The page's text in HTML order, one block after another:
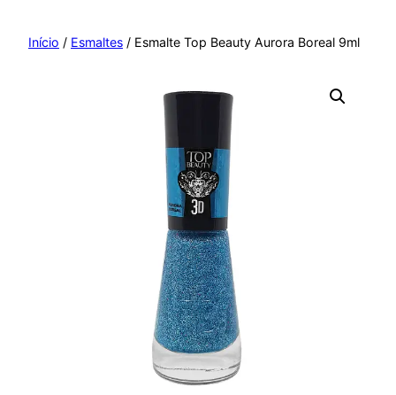
paraInício / Esmaltes / Esmalte Top Beauty Aurora Boreal 9ml